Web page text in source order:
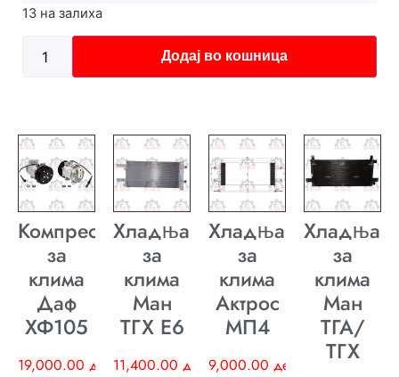
13 на залиха
Додај во кошница
Компресор
за
клима
Даф
ХФ105
19,000.00 ден
Хладњак
за
клима
Ман
ТГХ E6
11,400.00 ден
Хладњак
за
клима
Актрос
МП4
9,000.00 ден
Хладњак
за
клима
Ман
ТГА/
ТГХ